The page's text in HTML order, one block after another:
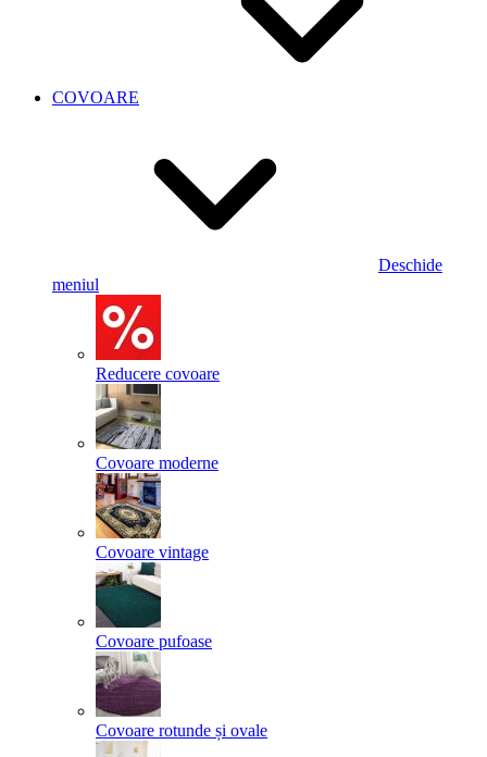
COVOARE
Deschide
meniul
Reducere covoare
Covoare moderne
Covoare vintage
Covoare pufoase
Covoare rotunde și ovale